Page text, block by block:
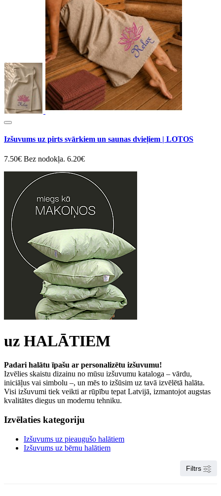
Izšuvums uz pirts svārkiem un saunas dvieļiem | LOTOS
7.50€ Bez nodokļa. 6.20€
uz HALĀTIEM
Padari halātu īpašu ar personalizētu izšuvumu!
Izvēlies skaistu dizainu no mūsu izšuvumu kataloga – vārdu,
iniciāļus vai simbolu –, un mēs to izšūsim uz tavā izvēlētā halāta.
Visi izšuvumi tiek veikti ar rūpību tepat Latvijā, izmantojot augstas
kvalitātes diegus un modernu tehniku.
Izvēlaties kategoriju
Izšuvums uz pieaugušo halātiem
Izšuvums uz bērnu halātiem
Filtrs